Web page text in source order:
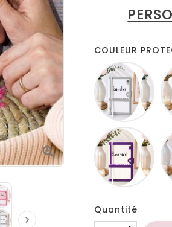


COULEUR
gris
lilas
Quantité